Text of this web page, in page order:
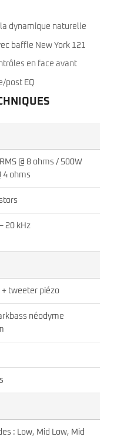
dynamique naturelle
baffle New York 121
en face avant
post EQ
@ 8 ohms / 500W
4 ohms
20 kHz
+ tweeter piézo
néodyme
: Low, Mid Low, Mid